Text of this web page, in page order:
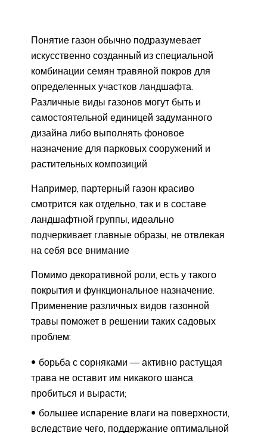
Понятие газон обычно подразумевает
искусственно созданный из специальной
комбинации семян травяной покров для
определенных участков ландшафта.
Различные виды газонов могут быть и
самостоятельной единицей задуманного
дизайна либо выполнять фоновое
назначение для парковых сооружений и
растительных композиций
Например, партерный газон красиво
смотрится как отдельно, так и в составе
ландшафтной группы, идеально
подчеркивает главные образы, не отвлекая
на себя все внимание
Помимо декоративной роли, есть у такого
покрытия и функциональное назначение.
Применение различных видов газонной
травы поможет в решении таких садовых
проблем:
борьба с сорняками — активно растущая
трава не оставит им никакого шанса
пробиться и вырасти;
большее испарение влаги на поверхности,
вследствие чего, поддержание оптимальной